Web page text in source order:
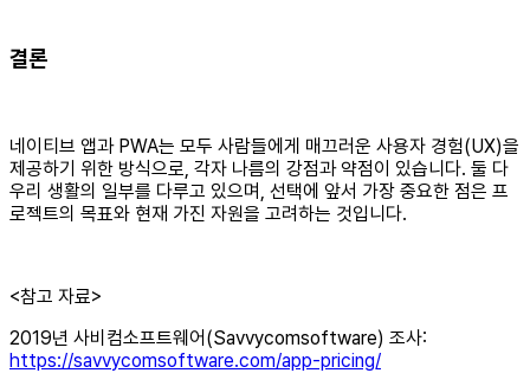
결론
네이티브 앱과 PWA는 모두 사람들에게 매끄러운 사용자 경험(UX)을
제공하기 위한 방식으로, 각자 나름의 강점과 약점이 있습니다. 둘 다
우리 생활의 일부를 다루고 있으며, 선택에 앞서 가장 중요한 점은 프
로젝트의 목표와 현재 가진 자원을 고려하는 것입니다.
<참고 자료>
2019년 사비컴소프트웨어(Savvycomsoftware) 조사:
https://savvycomsoftware.com/app-pricing/